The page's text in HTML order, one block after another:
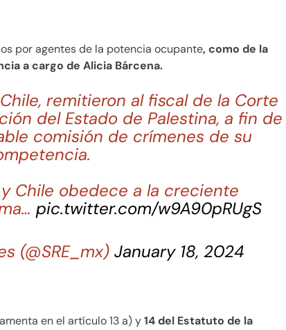
por agentes de la potencia ocupante, como de la
a cargo de Alicia Bárcena.
remitieron al fiscal de la Corte
del Estado de Palestina, a fin de
comisión de crímenes de su
Chile obedece a la creciente
pic.twitter.com/w9A90pRUgS
(@SRE_mx) January 18, 2024
en el artículo 13 a) y14 del Estatuto de la